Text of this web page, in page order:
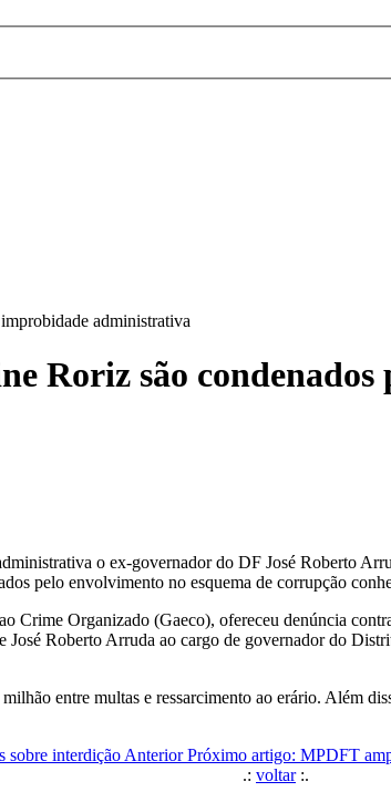
administrativa
Roriz são
o ex-governador do DF José Roberto
pelo envolvimento no esquema de corrupção
Crime Organizado (Gaeco), ofereceu denúncia
José Roberto Arruda ao cargo de governador do
entre multas e ressarcimento ao erário. Além
sobre interdição Anterior Próximo artigo: MPDFT
.: voltar:.